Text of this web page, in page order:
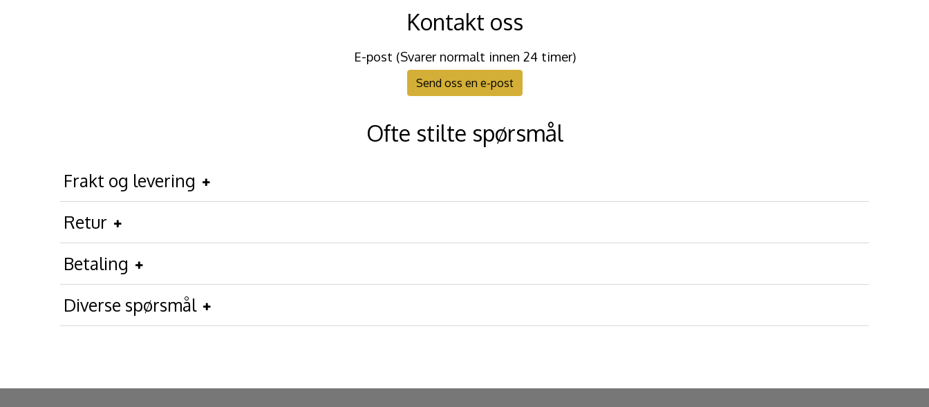
Kontakt oss
E-post (Svarer normalt innen 24 timer)
Send oss en e-post
Ofte stilte spørsmål
Frakt og levering
Retur
Betaling
Diverse spørsmål